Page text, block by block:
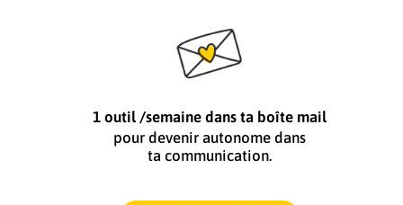
1 outil /semaine dans ta boîte mail
pour devenir autonome dans
ta communication.